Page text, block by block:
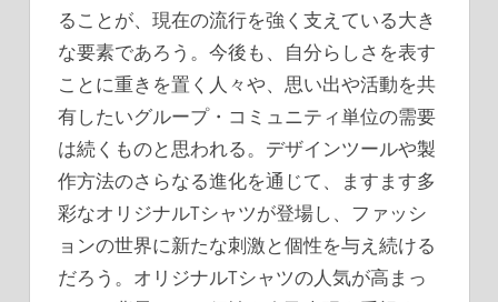
ることが、現在の流行を強く支えている大き
な要素であろう。今後も、自分らしさを表す
ことに重きを置く人々や、思い出や活動を共
有したいグループ・コミュニティ単位の需要
は続くものと思われる。デザインツールや製
作方法のさらなる進化を通じて、ますます多
彩なオリジナルTシャツが登場し、ファッシ
ョンの世界に新たな刺激と個性を与え続ける
だろう。オリジナルTシャツの人気が高まっ